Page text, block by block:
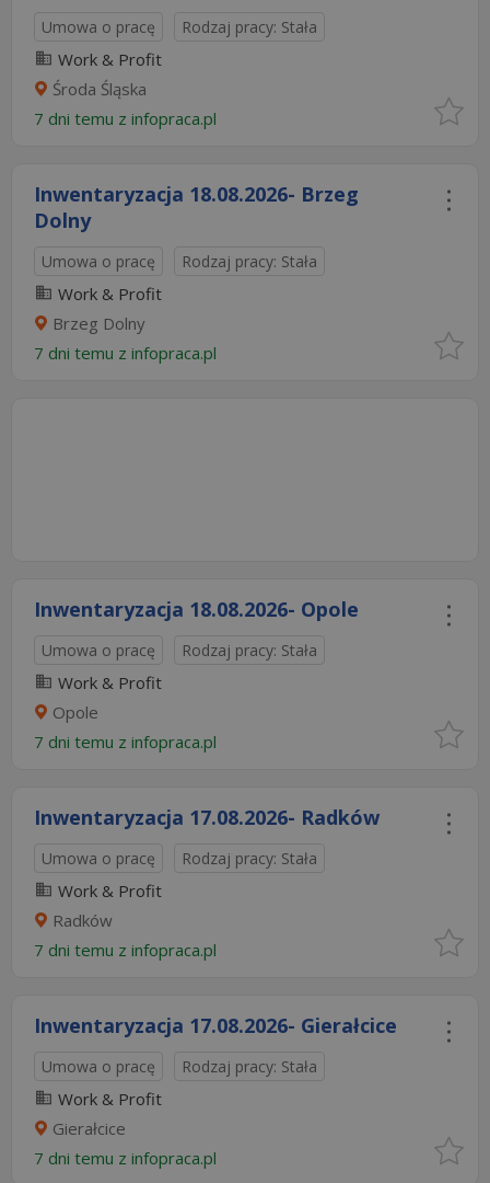
Umowa o pracę Rodzaj pracy: Stała
Work & Profit
Środa Śląska
7 dni temu z infopraca.pl
Inwentaryzacja 18.08.2026- Brzeg
Dolny
Umowa o pracę Rodzaj pracy: Stała
Work & Profit
Brzeg Dolny
7 dni temu z infopraca.pl
Inwentaryzacja 18.08.2026- Opole
Umowa o pracę Rodzaj pracy: Stała
Work & Profit
Opole
7 dni temu z infopraca.pl
Inwentaryzacja 17.08.2026- Radków
Umowa o pracę Rodzaj pracy: Stała
Work & Profit
Radków
7 dni temu z infopraca.pl
Inwentaryzacja 17.08.2026- Gierałcice
Umowa o pracę Rodzaj pracy: Stała
Work & Profit
Gierałcice
7 dni temu z infopraca.pl